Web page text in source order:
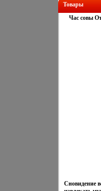
Товары
Час совы
Сновидение